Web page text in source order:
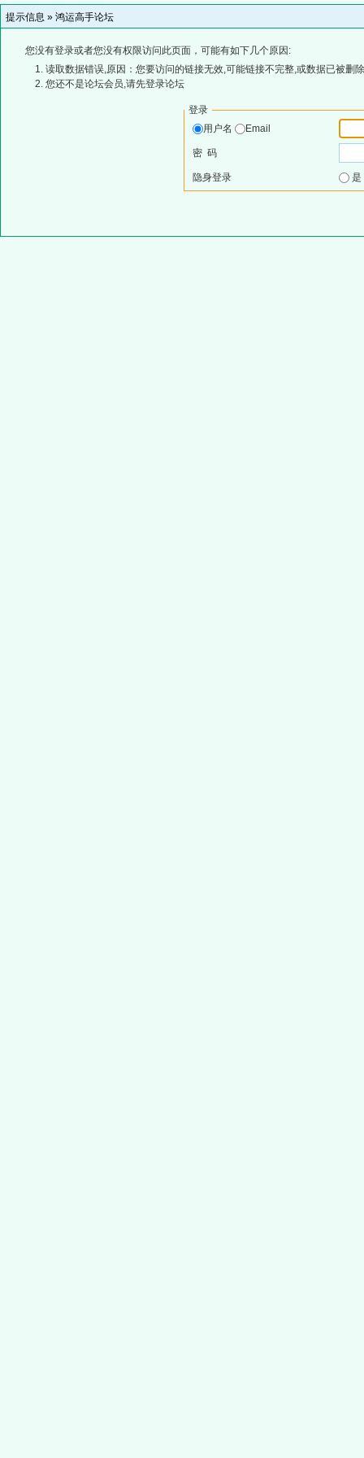
提示信息 » 鸿运高手论坛
您没有登录或者您没有权限访问此页面，可能有如下几个原因:
读取数据错误,原因：您要访问的链接无效,可能链接不完整,或数据已被删
您还不是论坛会员,请先登录论坛
登录
用户名
Email
密 码
隐身登录